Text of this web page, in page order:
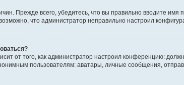
Прежде всего, убедитесь, что вы правильно вводите
что администратор неправильно настроил
от того, как администратор настроил конференцию:
пользователям: аватары, личные сообщения,